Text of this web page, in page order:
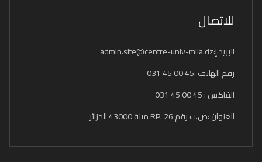
للاتصال
البريد.إ:admin.site@centre-univ-mila.dz
رقم الهاتف :45 00 45 031
الفاكس : 45 00 45 031
العنوان :ص.ب رقم 26 .RP ميلة 43000 الجزائر